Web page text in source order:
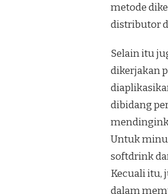
metode
distributor
Selain itu
dikerjakan
dibidang
Untuk
softdrink
Kecuali itu,
dalam